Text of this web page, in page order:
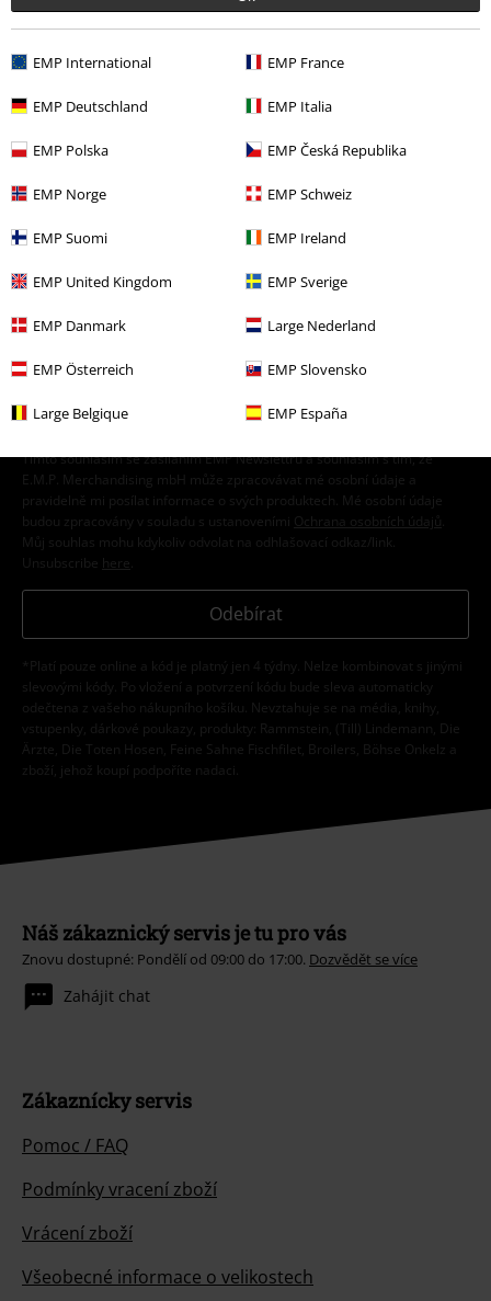
EMP International EMP France
EMP Deutschland EMP Italia
EMP Polska EMP Česká Republika
EMP Norge EMP Schweiz
EMP Suomi EMP Ireland
EMP United Kingdom EMP Sverige
EMP Danmark Large Nederland
EMP Österreich EMP Slovensko
Large Belgique EMP España
More categories. More options.
E-Mail Newsletter
Získejte 20% slevový poukaz, když se přihlásíte
teď!
Tímto souhlasím se zasíláním EMP Newslettru a souhlasím s tím, že
E.M.P. Merchandising mbH může zpracovávat mé osobní údaje a
pravidelně mi posílat informace o svých produktech. Mé osobní údaje
budou zpracovány v souladu s ustanoveními
Ochrana osobních údajů
Můj souhlas mohu kdykoliv odvolat na odhlašovací odkaz/link.
Unsubscribe here
Odebírat
*Platí pouze online a kód je platný jen 4 týdny. Nelze kombinovat s jinými
slevovými kódy. Po vložení a potvrzení kódu bude sleva automaticky
odečtena z vašeho nákupního košíku. Nevztahuje se na média, knihy,
vstupenky, dárkové poukazy, produkty: Rammstein, (Till) Lindemann, Die
Ärzte, Die Toten Hosen, Feine Sahne Fischfilet, Broilers, Böhse Onkelz a
zboží, jehož koupí podpoříte nadaci.
Náš zákaznický servis je tu pro vás
Znovu dostupné: Pondělí od 09:00 do 17:00. Dozvědět se více
Zahájit chat
Zákaznícky servis
Pomoc / FAQ
Podmínky vracení zboží
Vrácení zboží
Všeobecné informace o velikostech